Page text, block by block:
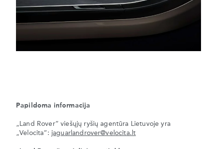
Papildoma informacija
„Land Rover“ viešųjų ryšių agentūra Lietuvoje yra
„Velocita“: jaguarlandrover@velocita.lt